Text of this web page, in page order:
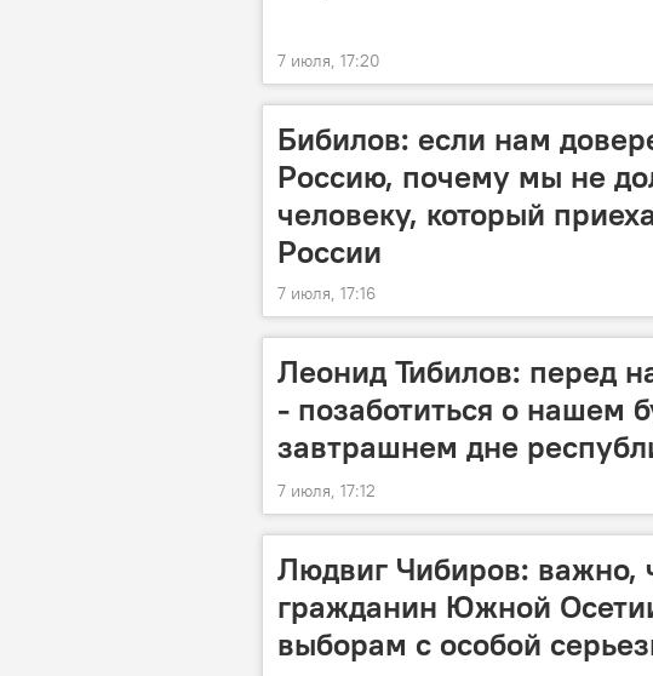
7 июля, 17:20
Бибилов: если нам
Россию, почему мы не
человеку, который
России
7 июля, 17:16
Леонид Тибилов: перед
- позаботиться о нашем
завтрашнем дне
7 июля, 17:12
Людвиг Чибиров: важно,
гражданин Южной
выборам с особой